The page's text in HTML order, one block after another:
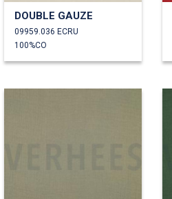
DOUBLE GAUZE
09959.036 ECRU
100%CO